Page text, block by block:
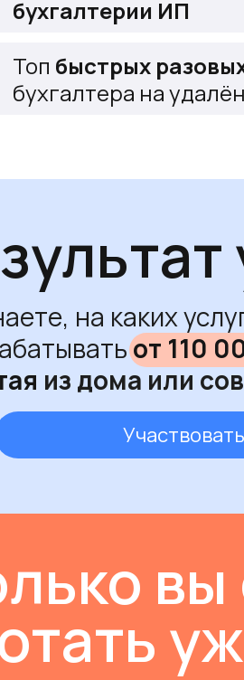
бухгалтерии ИП
Топ быстрых
бухгалтера на
на каких
от 110
из дома или